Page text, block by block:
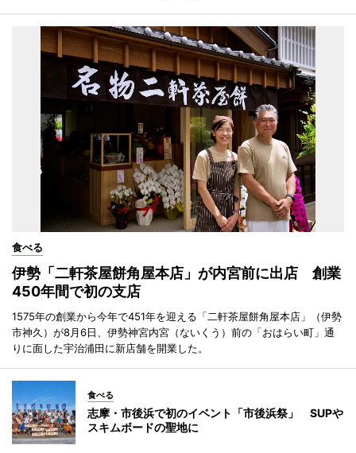
食べる
伊勢「二軒茶屋餅角屋本店」が内宮前に出店 創業
450年間で初の支店
1575年の創業から今年で451年を迎える「二軒茶屋餅角屋本店」（伊勢
市神久）が8月6日、伊勢神宮内宮（ないくう）前の「おはらい町」通
りに面した宇治浦田に新店舗を開業した。
食べる
志摩・市後浜で初のイベント「市後浜祭」 SUPや
スキムボードの聖地に